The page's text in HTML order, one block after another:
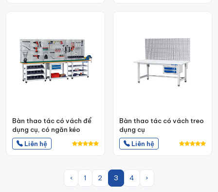
Bàn thao tác có vách để
dụng cụ, có ngăn kéo
Liên hệ
Bàn thao tác có vách treo
dụng cụ
Liên hệ
‹ 1 2 3 4 ›